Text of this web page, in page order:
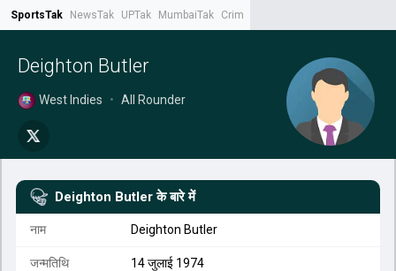
SportsTak NewsTak UPTak MumbaiTak CrimeTak
Deighton Butler
West Indies • All Rounder
Deighton Butler के बारे में
नाम Deighton Butler
जन्मतिथि 14 जुलाई 1974